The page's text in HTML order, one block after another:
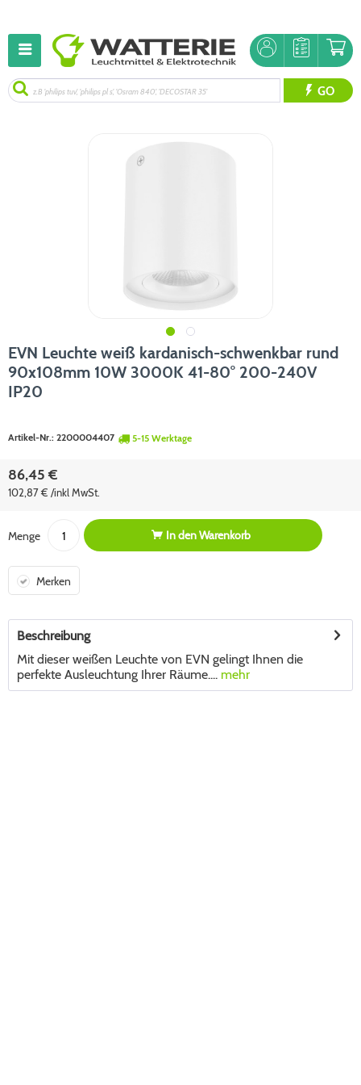
GO
EVN Leuchte weiß kardanisch-schwenkbar rund
90x108mm 10W 3000K 41-80° 200-240V
IP20
Artikel-Nr.: 2200004407 5-15 Werktage
86,45 €
102,87 € /inkl MwSt.
Menge In denWarenkorb
Merken
Beschreibung
Mit dieser weißen Leuchte von EVN gelingt Ihnen die
perfekte Ausleuchtung Ihrer Räume.... mehr